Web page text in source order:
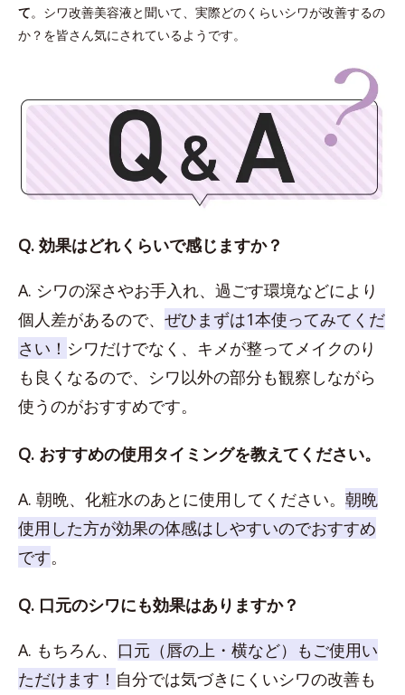
て。シワ改善美容液と聞いて、実際どのくらいシワが改善するの
か？を皆さん気にされているようです。
Q. 効果はどれくらいで感じますか？
A. シワの深さやお手入れ、過ごす環境などにより
個人差があるので、 ぜひまずは1本使ってみてくだ
さい！ シワだけでなく、キメが整ってメイクのり
も良くなるので、シワ以外の部分も観察しながら
使うのがおすすめです。
Q. おすすめの使用タイミングを教えてください。
A. 朝晩、化粧水のあとに使用してください。 朝晩
使用した方が効果の体感はしやすいのでおすすめ
です。
Q. 口元のシワにも効果はありますか？
A. もちろん、 口元（唇の上・横など）もご使用い
ただけます！ 自分では気づきにくいシワの改善も